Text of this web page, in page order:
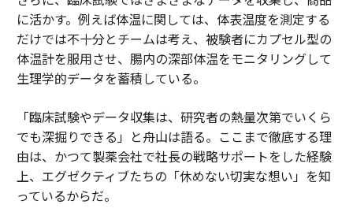
に活かす。例えば体温に関しては、体表温度を測定する
だけでは不十分とチームは考え、被験者にカプセル型の
体温計を服用させ、腸内の深部体温をモニタリングして
生理学的データを蓄積している。
「臨床試験やデータ収集は、研究者の熱量次第でいくら
でも深掘りできる」と舟山は語る。ここまで徹底する理
由は、かつて製薬会社で社長の戦略サポートをした経験
上、エグゼクティブたちの「休めない切実な想い」を知
っているからだ。